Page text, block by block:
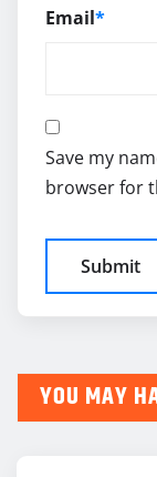
Email*
Save my
browser for
YOU MAY